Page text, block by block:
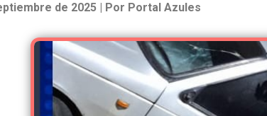
de 2025 | Por Portal Azules